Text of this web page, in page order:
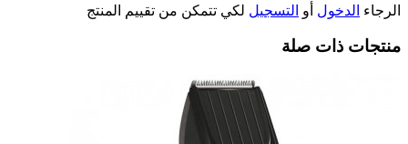
الرجاء الدخول أو التسجيل لكي تتمكن من تقييم المنتج
منتجات ذات صلة